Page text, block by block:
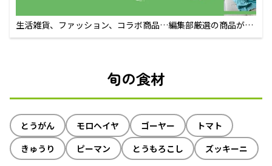
生活雑貨、ファッション、コラボ商品…編集部厳選の商品が買
えるECサイト
旬の食材
とうがん モロヘイヤ ゴーヤー
トマト
きゅうり
ピーマン とうもろこし ズッキーニ